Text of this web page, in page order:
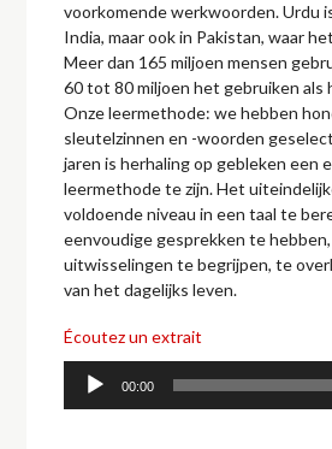
voorkomende werkwoorden. Urdu
India, maar ook in Pakistan, waar
Meer dan 165 miljoen mensen
60 tot 80 miljoen het gebruiken als
Onze leermethode: we hebben
sleutelzinnen en -woorden
jaren is herhaling op gebleken een
leermethode te zijn. Het
voldoende niveau in een taal te
eenvoudige gesprekken te
uitwisselingen te begrijpen, te
van het dagelijks leven.
Écoutez un extrait
Lecteur
audio
00:00